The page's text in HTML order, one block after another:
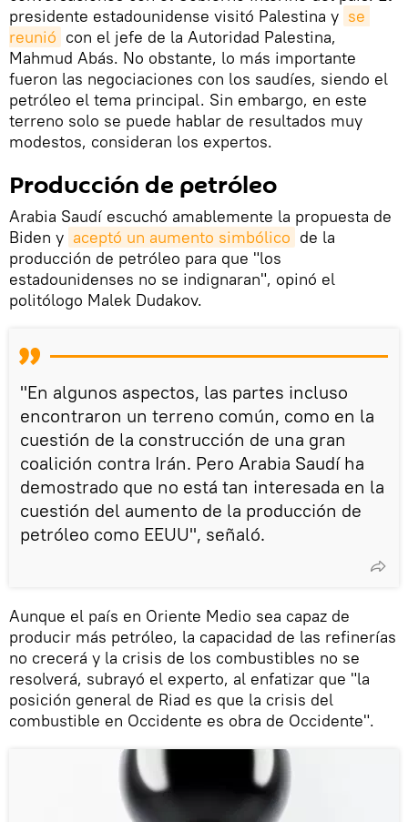
presidente estadounidense visitó Palestina y se
reunió con el jefe de la Autoridad Palestina,
Mahmud Abás. No obstante, lo más importante
fueron las negociaciones con los saudíes, siendo el
petróleo el tema principal. Sin embargo, en este
terreno solo se puede hablar de resultados muy
modestos, consideran los expertos.
Producción de petróleo
Arabia Saudí escuchó amablemente la propuesta de
Biden y aceptó un aumento simbólico de la
producción de petróleo para que "los
estadounidenses no se indignaran", opinó el
politólogo Malek Dudakov.
"En algunos aspectos, las partes incluso
encontraron un terreno común, como en la
cuestión de la construcción de una gran
coalición contra Irán. Pero Arabia Saudí ha
demostrado que no está tan interesada en la
cuestión del aumento de la producción de
petróleo como EEUU", señaló.
Aunque el país en Oriente Medio sea capaz de
producir más petróleo, la capacidad de las refinerías
no crecerá y la crisis de los combustibles no se
resolverá, subrayó el experto, al enfatizar que "la
posición general de Riad es que la crisis del
combustible en Occidente es obra de Occidente".